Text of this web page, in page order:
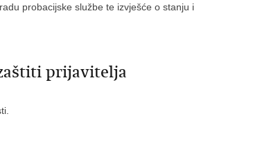
probacijske službe te izvješće o stanju i
prijavitelja